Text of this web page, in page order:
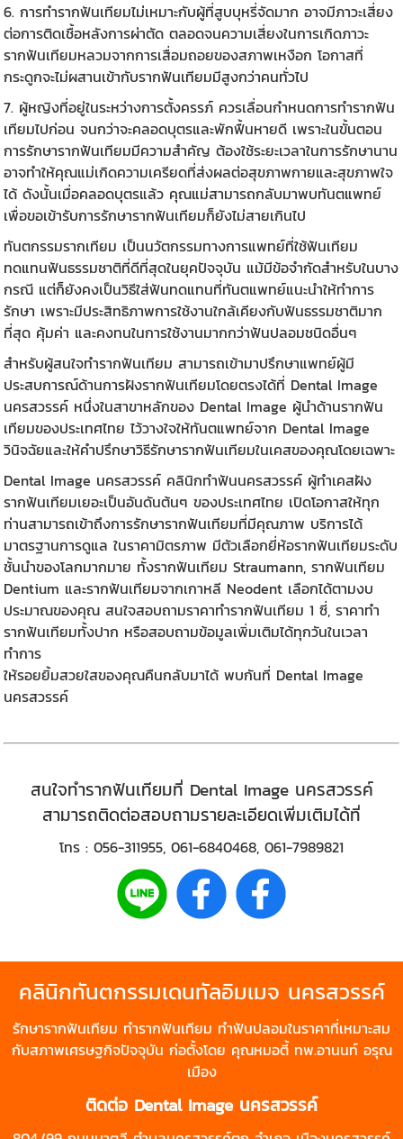
6. การทำรากฟันเทียมไม่เหมาะกับผู้ที่สูบบุหรี่จัดมาก อาจมีภาวะเสี่ยง
ต่อการติดเชื้อหลังการผ่าตัด ตลอดจนความเสี่ยงในการเกิดภาวะ
รากฟันเทียมหลวมจากการเสื่อมถอยของสภาพเหงือก โอกาสที่
กระดูกจะไม่ผสานเข้ากับรากฟันเทียมมีสูงกว่าคนทั่วไป
7. ผู้หญิงที่อยู่ในระหว่างการตั้งครรภ์ ควรเลื่อนกำหนดการทำรากฟัน
เทียมไปก่อน จนกว่าจะคลอดบุตรและพักฟื้นหายดี เพราะในขั้นตอน
การรักษารากฟันเทียมมีความสำคัญ ต้องใช้ระยะเวลาในการรักษานาน
อาจทำให้คุณแม่เกิดความเครียดที่ส่งผลต่อสุขภาพกายและสุขภาพใจ
ได้ ดังนั้นเมื่อคลอดบุตรแล้ว คุณแม่สามารถกลับมาพบทันตแพทย์
เพื่อขอเข้ารับการรักษารากฟันเทียมก็ยังไม่สายเกินไป
ทันตกรรมรากเทียม เป็นนวัตกรรมทางการแพทย์ที่ใช้ฟันเทียม
ทดแทนฟันธรรมชาติที่ดีที่สุดในยุคปัจจุบัน แม้มีข้อจำกัดสำหรับในบาง
กรณี แต่ก็ยังคงเป็นวิธีใส่ฟันทดแทนที่ทันตแพทย์แนะนำให้ทำการ
รักษา เพราะมีประสิทธิภาพการใช้งานใกล้เคียงกับฟันธรรมชาติมาก
ที่สุด คุ้มค่า และคงทนในการใช้งานมากกว่าฟันปลอมชนิดอื่นๆ
สำหรับผู้สนใจทำรากฟันเทียม สามารถเข้ามาปรึกษาแพทย์ผู้มี
ประสบการณ์ด้านการฝังรากฟันเทียมโดยตรงได้ที่ Dental Image
นครสวรรค์ หนึ่งในสาขาหลักของ Dental Image ผู้นำด้านรากฟัน
เทียมของประเทศไทย ไว้วางใจให้ทันตแพทย์จาก Dental Image
วินิจฉัยและให้คำปรึกษาวิธีรักษารากฟันเทียมในเคสของคุณโดยเฉพาะ
Dental Image นครสวรรค์ คลินิกทำฟันนครสวรรค์ ผู้ทำเคสฝัง
รากฟันเทียมเยอะเป็นอันดันต้นๆ ของประเทศไทย เปิดโอกาสให้ทุก
ท่านสามารถเข้าถึงการรักษารากฟันเทียมที่มีคุณภาพ บริการได้
มาตรฐานการดูแล ในราคามิตรภาพ มีตัวเลือกยี่ห้อรากฟันเทียมระดับ
ชั้นนำของโลกมากมาย ทั้งรากฟันเทียม Straumann, รากฟันเทียม
Dentium และรากฟันเทียมจากเกาหลี Neodent เลือกได้ตามงบ
ประมาณของคุณ สนใจสอบถามราคาทํารากฟันเทียม 1 ซี่, ราคาทำ
รากฟันเทียมทั้งปาก หรือสอบถามข้อมูลเพิ่มเติมได้ทุกวันในเวลา
ทำการ
ให้รอยยิ้มสวยใสของคุณคืนกลับมาได้ พบกันที่ Dental Image
นครสวรรค์
สนใจทำรากฟันเทียมที่ Dental Image นครสวรรค์
สามารถติดต่อสอบถามรายละเอียดเพิ่มเติมได้ที่
โทร : 056-311955, 061-6840468, 061-7989821
คลินิกทันตกรรมเดนทัลอิมเมจ นครสวรรค์
รักษารากฟันเทียม ทำรากฟันเทียม ทำฟันปลอมในราคาที่เหมาะสม
กับสภาพเศรษฐกิจปัจจุบัน ก่อตั้งโดย คุณหมอตี้ ทพ.อานนท์ อรุณ
เมือง
ติดต่อ Dental Image นครสวรรค์